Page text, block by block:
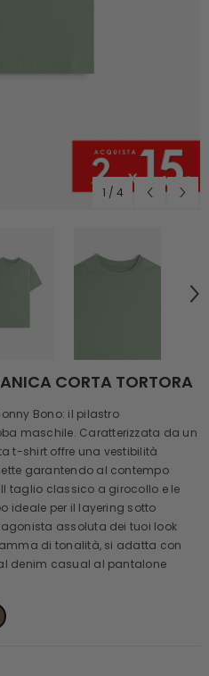
1 / 4
CORTA TORTORA
Bono: il pilastro
maschile. Caratterizzata da un
t-shirt offre una vestibilità
garantendo al contempo
taglio classico a girocollo e le
ideale per il layering sotto
assoluta dei tuoi look
di tonalità, si adatta con
denim casual al pantalone